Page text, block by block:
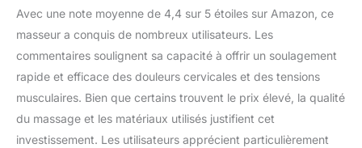
Cadeau original pour vos
plus proches pour toute
occasion.
Avec une note moyenne de 4,4 sur 5 étoiles sur Amazon, ce
masseur a conquis de nombreux utilisateurs. Les
commentaires soulignent sa capacité à offrir un soulagement
rapide et efficace des douleurs cervicales et des tensions
musculaires. Bien que certains trouvent le prix élevé, la qualité
du massage et les matériaux utilisés justifient cet
investissement. Les utilisateurs apprécient particulièrement